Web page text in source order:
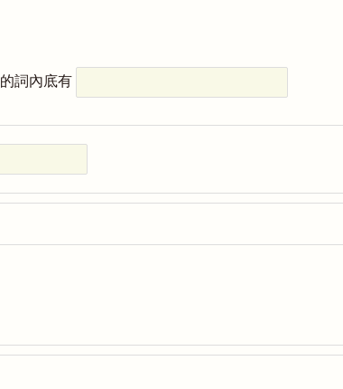
的詞內底有